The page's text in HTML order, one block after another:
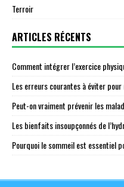
Terroir
ARTICLES RÉCENTS
Comment intégrer l’exercice
Les erreurs courantes à éviter
Peut-on vraiment prévenir les
Les bienfaits insoupçonnés de
Pourquoi le sommeil est essentiel